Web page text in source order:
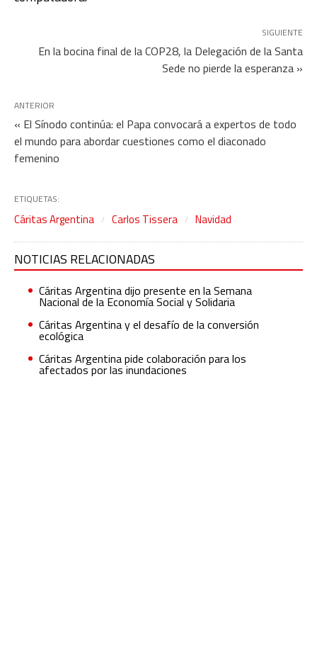
SIGUIENTE
En la bocina final de la COP28, la Delegación de la Santa
Sede no pierde la esperanza »
ANTERIOR
« El Sínodo continúa: el Papa convocará a expertos de todo
el mundo para abordar cuestiones como el diaconado
femenino
ETIQUETAS:
Cáritas Argentina Carlos Tissera Navidad
NOTICIAS RELACIONADAS
Cáritas Argentina dijo presente en la Semana
Nacional de la Economía Social y Solidaria
Cáritas Argentina y el desafío de la conversión
ecológica
Cáritas Argentina pide colaboración para los
afectados por las inundaciones